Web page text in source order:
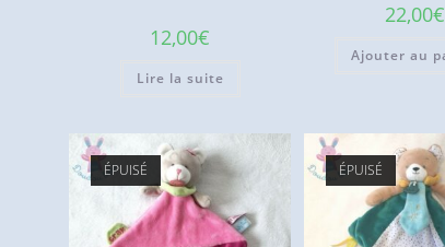
12,00€
Lire la suite
22,00€
Ajouter au
ÉPUISÉ ÉPUISÉ